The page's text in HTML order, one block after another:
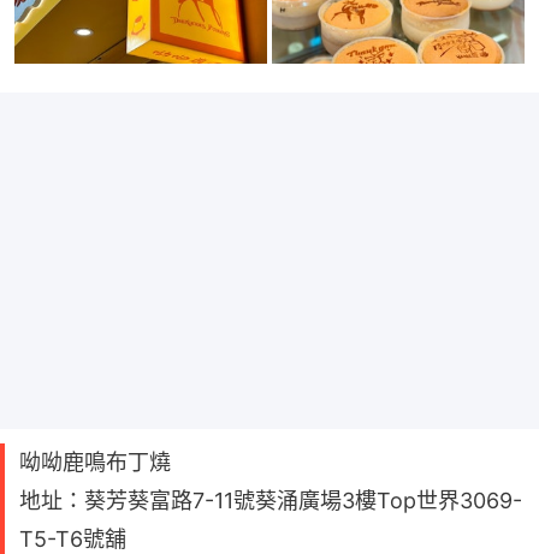
呦呦鹿鳴布丁燒
地址：葵芳葵富路7-11號葵涌廣場3樓Top世界3069-
T5-T6號舖